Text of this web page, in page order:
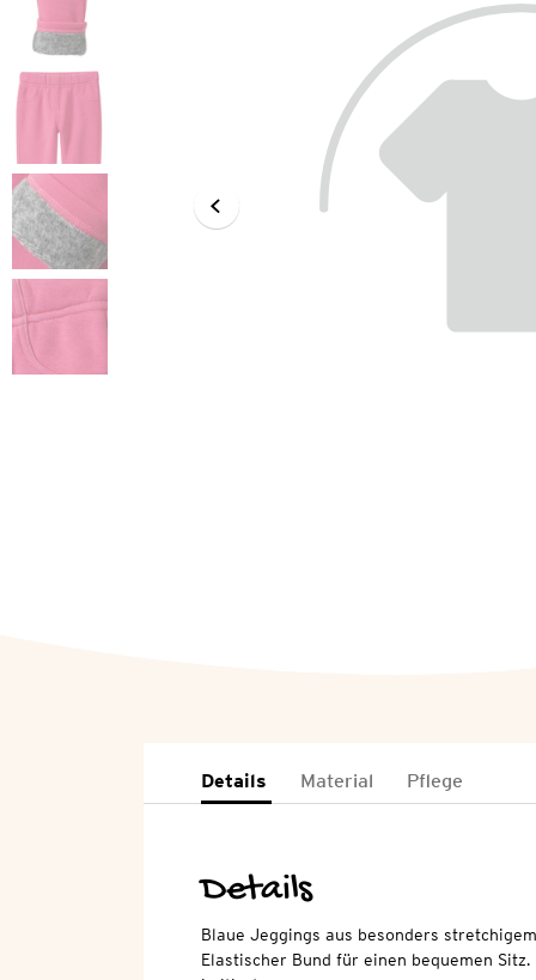
Details Material Pflege
Details
Blaue Jeggings aus besonders
Elastischer Bund für einen bequemen